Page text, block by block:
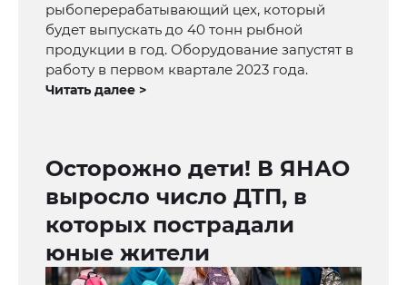
рыбоперерабатывающий цех, который
будет выпускать до 40 тонн рыбной
продукции в год. Оборудование запустят в
работу в первом квартале 2023 года.
Читать далее >
Осторожно дети! В ЯНАО
выросло число ДТП, в
которых пострадали
юные жители